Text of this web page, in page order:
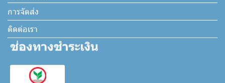
การจัดส่ง
ติดต่อเรา